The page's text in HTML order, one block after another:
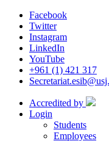
Facebook
Twitter
Instagram
LinkedIn
YouTube
+961 (1) 421 317
Accredited by
Login
Students
Employees